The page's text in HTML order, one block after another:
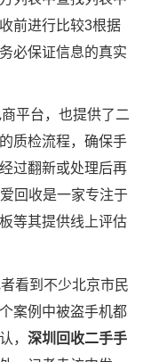
前进行比较3根据
必保证信息的真实
平台，也提供了二
质检流程，确保手
过翻新或处理后再
回收是一家专注于
等其提供线上评估
看到不少北京市民
案例中被盗手机都
， 深圳回收二手手